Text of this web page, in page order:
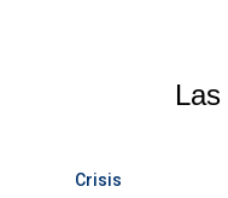
Crisis